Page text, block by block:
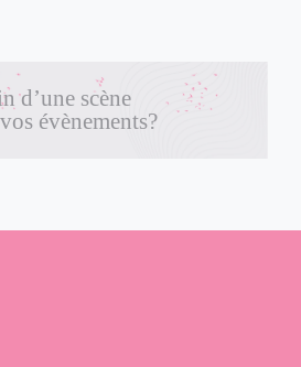
d’une scène
évènements?